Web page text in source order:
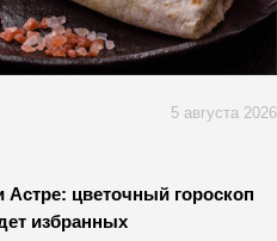
5 августа 2026
цветочный гороскоп
избранных